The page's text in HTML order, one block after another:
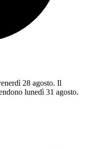
28 agosto. Il
lunedì 31 agosto.